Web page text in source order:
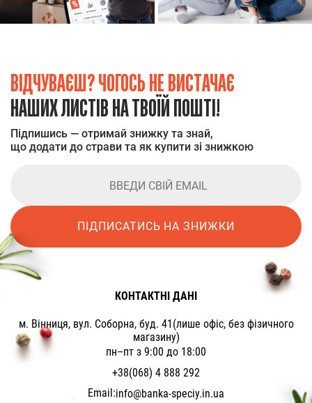
ВІДЧУВАЄШ? ЧОГОСЬ НЕ ВИСТАЧАЄ
НАШИХ ЛИСТІВ НА ТВОЇЙ ПОШТІ!
Підпишись — отримай знижку та знай,
що додати до страви та як купити зі знижкою
ПІДПИСАТИСЬ НА ЗНИЖКИ
КОНТАКТНІ ДАНІ
м. Вінниця, вул. Соборна, буд. 41(лише офіс, без фізичного
магазину)
пн–пт з 9:00 до 18:00
+38(068) 4 888 292
Email:info@banka-speciy.in.ua